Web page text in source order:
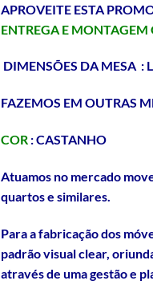
APROVEITE ESTA
ENTREGA E MONTAGEM
DIMENSÕES DA MESA :
FAZEMOS EM OUTRAS
COR: CASTANHO
Atuamos no mercado
quartos e similares.
Para a fabricação dos
padrão visual clear,
através de uma gestão e